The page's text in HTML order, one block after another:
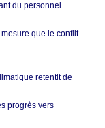
du personnel
que le conflit
retentit de
progrès vers